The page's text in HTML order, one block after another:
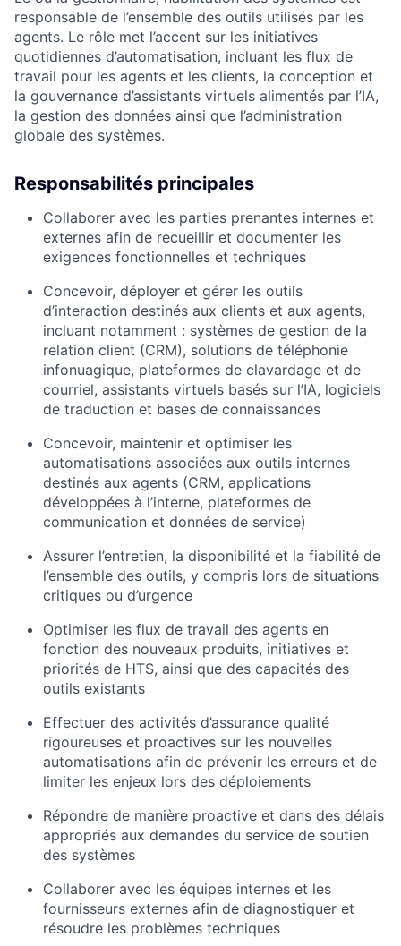
responsable de l’ensemble des outils utilisés par les
agents. Le rôle met l’accent sur les initiatives
quotidiennes d’automatisation, incluant les flux de
travail pour les agents et les clients, la conception et
la gouvernance d’assistants virtuels alimentés par l’IA,
la gestion des données ainsi que l’administration
globale des systèmes.
Responsabilités principales
Collaborer avec les parties prenantes internes et
externes afin de recueillir et documenter les
exigences fonctionnelles et techniques
Concevoir, déployer et gérer les outils
d’interaction destinés aux clients et aux agents,
incluant notamment : systèmes de gestion de la
relation client (CRM), solutions de téléphonie
infonuagique, plateformes de clavardage et de
courriel, assistants virtuels basés sur l’IA, logiciels
de traduction et bases de connaissances
Concevoir, maintenir et optimiser les
automatisations associées aux outils internes
destinés aux agents (CRM, applications
développées à l’interne, plateformes de
communication et données de service)
Assurer l’entretien, la disponibilité et la fiabilité de
l’ensemble des outils, y compris lors de situations
critiques ou d’urgence
Optimiser les flux de travail des agents en
fonction des nouveaux produits, initiatives et
priorités de HTS, ainsi que des capacités des
outils existants
Effectuer des activités d’assurance qualité
rigoureuses et proactives sur les nouvelles
automatisations afin de prévenir les erreurs et de
limiter les enjeux lors des déploiements
Répondre de manière proactive et dans des délais
appropriés aux demandes du service de soutien
des systèmes
Collaborer avec les équipes internes et les
fournisseurs externes afin de diagnostiquer et
résoudre les problèmes techniques